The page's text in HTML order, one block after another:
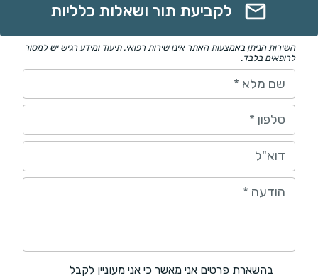
לקביעת תור ושאלות כלליות
השירות הניתן באמצעות האתר אינו שירות רפואי. תיעוד ומידע רגיש יש למסור
לרופאים בלבד.
שם מלא *
טלפון *
דוא"ל
הודעה *
בהשארת פרטים אני מאשר כי אני מעוניין לקבל